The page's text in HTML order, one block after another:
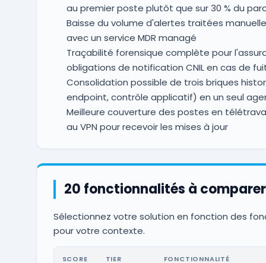
au premier poste plutôt que sur 30 % du
Baisse du volume d'alertes traitées
avec un service MDR managé
Traçabilité forensique complète pour
obligations de notification CNIL en cas de
Consolidation possible de trois briques
endpoint, contrôle applicatif) en un seul
Meilleure couverture des postes en
au VPN pour recevoir les mises à jour
20 fonctionnalités à comparer
Sélectionnez votre solution en fonction des
pour votre contexte.
SCORE TIER FONCTIONNALITÉ